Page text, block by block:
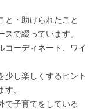
と・助けられたこと
スで綴っています。
コーディネート、ワイ
少し楽しくするヒント
。
で子育てをしている